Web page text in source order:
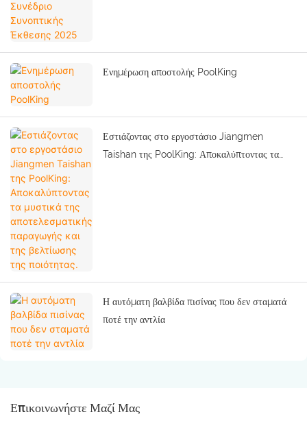
Ενημέρωση αποστολής PoolKing
Εστιάζοντας στο εργοστάσιο Jiangmen
Taishan της PoolKing: Αποκαλύπτοντας τα
Η αυτόματη βαλβίδα πισίνας που δεν σταματά
ποτέ την αντλία
Επικοινωνήστε Μαζί Μας